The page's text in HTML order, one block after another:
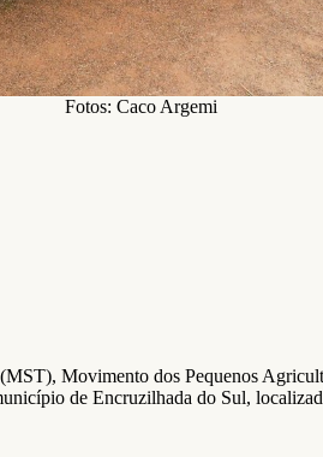
Fotos: Caco Argemi
Movimento dos Pequenos
de Encruzilhada do Sul,